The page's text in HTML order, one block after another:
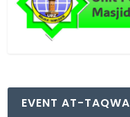
EVENT AT-TAQWA